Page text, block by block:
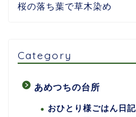
桜の落ち葉で草木染め
Category
あめつちの台所
おひとり様ごはん日記